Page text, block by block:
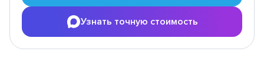
Узнать точную стоимость